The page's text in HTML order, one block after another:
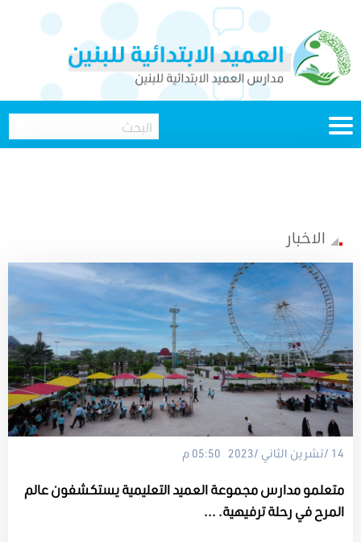
الاخبار
14 /تشرين الثاني /2023 05:50 م
متعلمو مدارس مجموعة العميد التعليمية يستكشفون عالم
المرح في رحلة ترفيهية. ...